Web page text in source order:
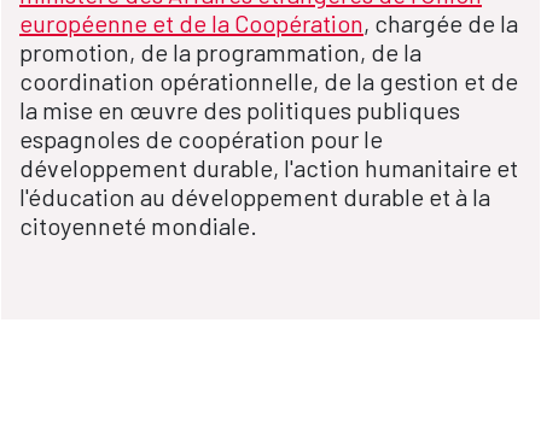
européenne et de la Coopération, chargée de la
promotion, de la programmation, de la
coordination opérationnelle, de la gestion et de
la mise en œuvre des politiques publiques
espagnoles de coopération pour le
développement durable, l'action humanitaire et
l'éducation au développement durable et à la
citoyenneté mondiale.